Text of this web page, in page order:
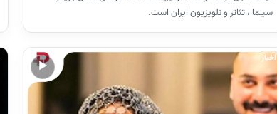
سینما ، تئاتر و تلویزیون ایران است.
▶
اخبار